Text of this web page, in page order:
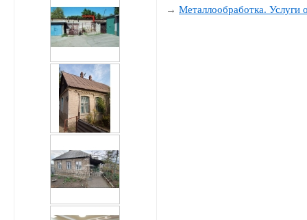
→Металлообработка.